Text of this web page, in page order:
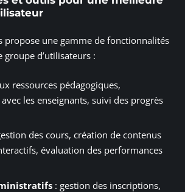
propose une gamme de fonctionnalités
groupe d’utilisateurs :
ressources pédagogiques,
les enseignants, suivi des progrès
des cours, création de contenus
évaluation des performances
: gestion des inscriptions,